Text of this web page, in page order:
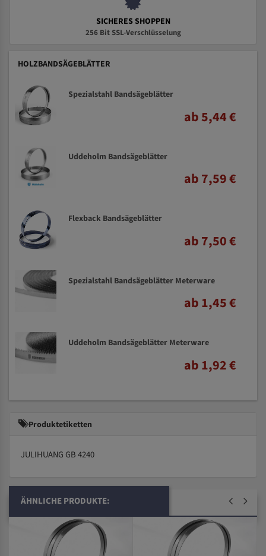
SICHERES SHOPPEN
256 Bit SSL-Verschlüsselung
HOLZBANDSÄGEBLÄTTER
Spezialstahl Bandsägeblätter
ab 5,44 €
Uddeholm Bandsägeblätter
ab 7,59 €
Flexback Bandsägeblätter
ab 7,50 €
Spezialstahl Bandsägeblätter Meterware
ab 1,45 €
Uddeholm Bandsägeblätter Meterware
ab 1,92 €
Produktetiketten
JULIHUANG GB 4240
ÄHNLICHE PRODUKTE: